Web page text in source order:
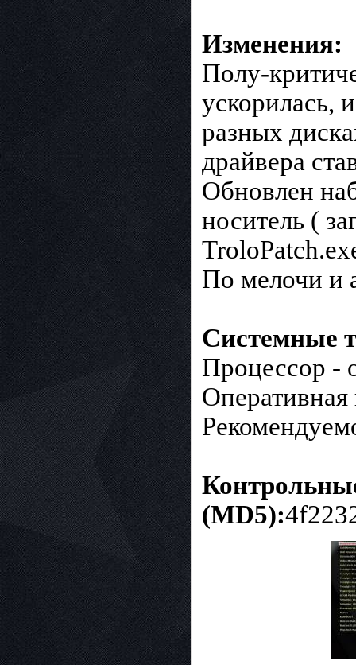
Изменения:
Полу-
ускорилась,
разных
драйвера
Обновлен
носитель (
По мелочи и
Системные
Процессор -
Оперативная
(MD5):